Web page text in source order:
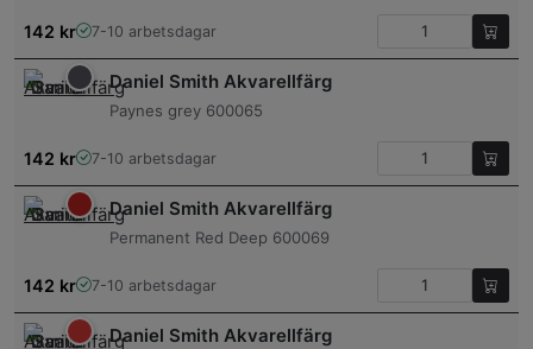
142 kr 7-10 arbetsdagar
Daniel Smith Akvarellfärg
Paynes grey 600065
142 kr 7-10 arbetsdagar
Daniel Smith Akvarellfärg
Permanent Red Deep 600069
142 kr 7-10 arbetsdagar
Daniel Smith Akvarellfärg